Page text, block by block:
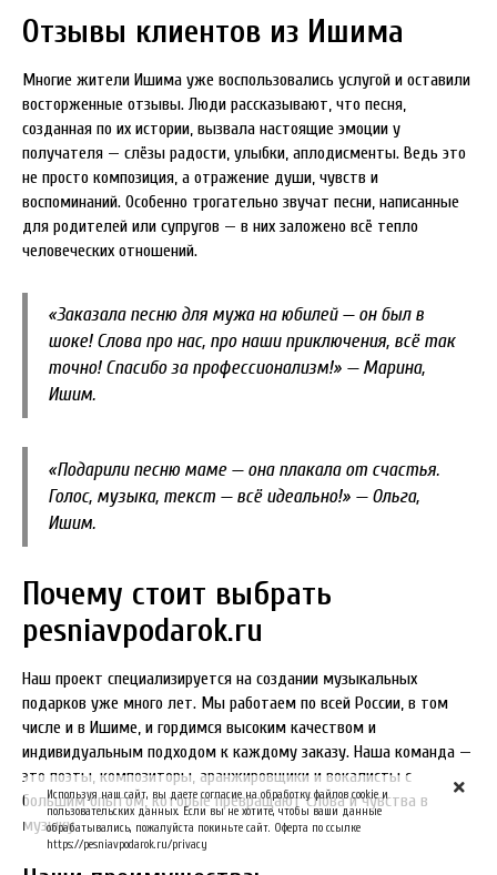
Отзывы клиентов из Ишима
Многие жители Ишима уже воспользовались услугой и оставили
восторженные отзывы. Люди рассказывают, что песня,
созданная по их истории, вызвала настоящие эмоции у
получателя — слёзы радости, улыбки, аплодисменты. Ведь это
не просто композиция, а отражение души, чувств и
воспоминаний. Особенно трогательно звучат песни, написанные
для родителей или супругов — в них заложено всё тепло
человеческих отношений.
«Заказала песню для мужа на юбилей — он был в
шоке! Слова про нас, про наши приключения, всё так
точно! Спасибо за профессионализм!» — Марина,
Ишим.
«Подарили песню маме — она плакала от счастья.
Голос, музыка, текст — всё идеально!» — Ольга,
Ишим.
Почему стоит выбрать
pesniavpodarok.ru
Наш проект специализируется на создании музыкальных
подарков уже много лет. Мы работаем по всей России, в том
числе и в Ишиме, и гордимся высоким качеством и
индивидуальным подходом к каждому заказу. Наша команда —
это поэты, композиторы, аранжировщики и вокалисты с
большим опытом, которые превращают слова и чувства в
музыку.
Используя наш сайт, вы даете согласие на обработку файлов cookie и
пользовательских данных. Если вы не хотите, чтобы ваши данные
обрабатывались, пожалуйста покиньте сайт. Оферта по ссылке
https://pesniavpodarok.ru/privacy